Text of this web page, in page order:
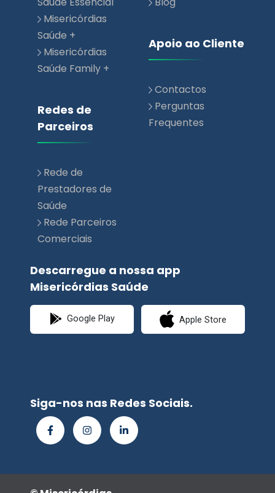
Misericórdias
Saúde +
Misericórdias
Saúde Family +
Redes de
Parceiros
Rede de
Prestadores de
Saúde
Rede Parceiros
Comerciais
Apoio ao Cliente
Contactos
Perguntas
Frequentes
Descarregue a nossa app
Misericórdias Saúde
Google Play Apple Store
Siga-nos nas Redes Sociais.